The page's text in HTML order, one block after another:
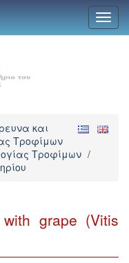
και
Τροφίμων
Τροφίμων /
grape (Vitis